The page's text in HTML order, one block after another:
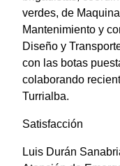
verdes, de
Mantenimiento y
Diseño y
con las botas
colaborando
Turrialba.
Satisfacción
Luis Durán